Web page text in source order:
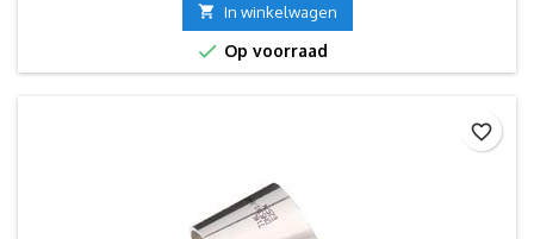
 In winkelwagen
 Op voorraad
favorite_border